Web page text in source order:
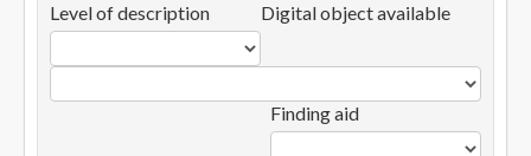
Level of description Digital object available
Finding aid